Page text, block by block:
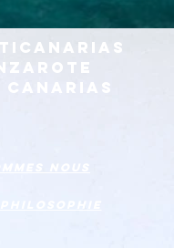
CANARIAS